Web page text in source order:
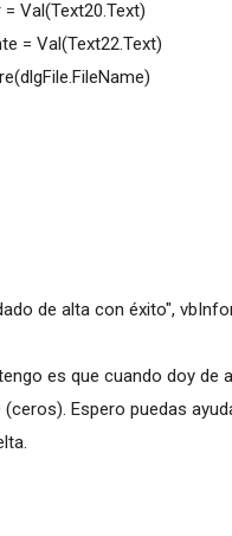
Val(Text20.Text)
= Val(Text22.Text)
de alta con éxito",
es que cuando doy
Espero puedas